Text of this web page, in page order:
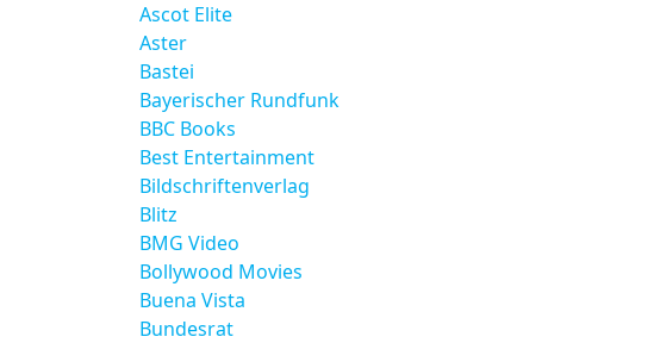
Ascot Elite
Aster
Bastei
Bayerischer Rundfunk
BBC Books
Best Entertainment
Bildschriftenverlag
Blitz
BMG Video
Bollywood Movies
Buena Vista
Bundesrat